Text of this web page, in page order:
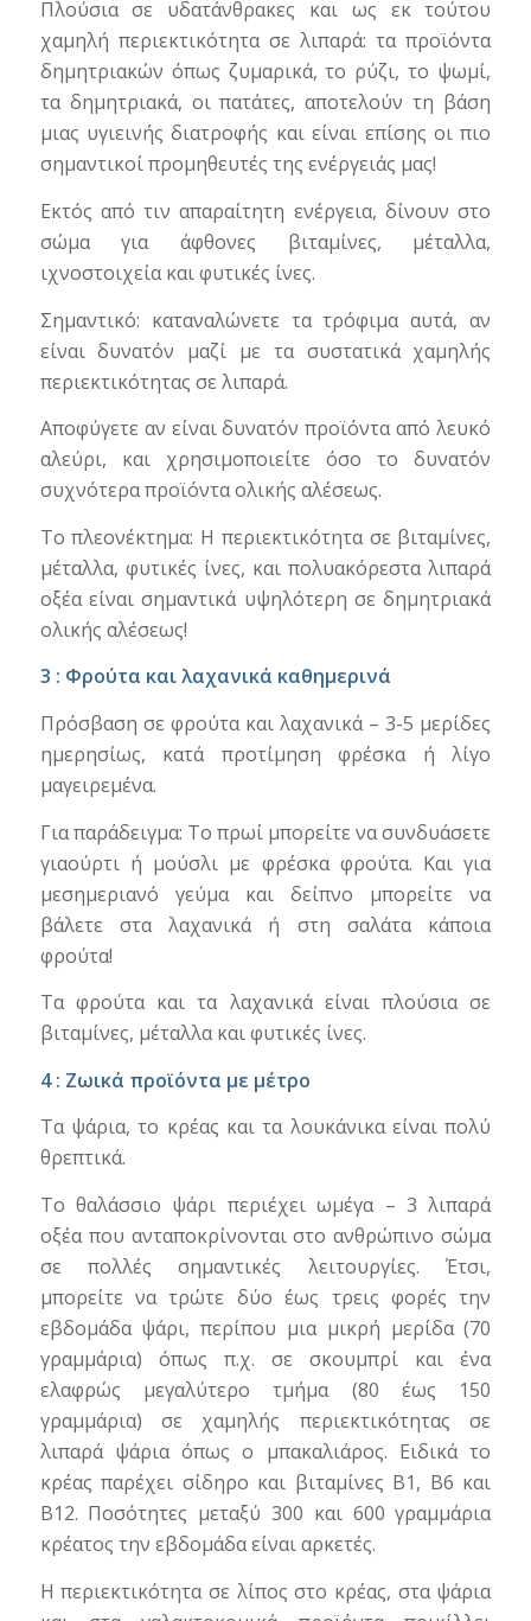
Πλούσια σε υδατάνθρακες και ως εκ τούτου
χαμηλή περιεκτικότητα σε λιπαρά: τα προϊόντα
δημητριακών όπως ζυμαρικά, το ρύζι, το ψωμί,
τα δημητριακά, οι πατάτες, αποτελούν τη βάση
μιας υγιεινής διατροφής και είναι επίσης οι πιο
σημαντικοί προμηθευτές της ενέργειάς μας!
Εκτός από τιν απαραίτητη ενέργεια, δίνουν στο
σώμα για άφθονες βιταμίνες, μέταλλα,
ιχνοστοιχεία και φυτικές ίνες.
Σημαντικό: καταναλώνετε τα τρόφιμα αυτά, αν
είναι δυνατόν μαζί με τα συστατικά χαμηλής
περιεκτικότητας σε λιπαρά.
Αποφύγετε αν είναι δυνατόν προϊόντα από λευκό
αλεύρι, και χρησιμοποιείτε όσο το δυνατόν
συχνότερα προϊόντα ολικής αλέσεως.
Το πλεονέκτημα: Η περιεκτικότητα σε βιταμίνες,
μέταλλα, φυτικές ίνες, και πολυακόρεστα λιπαρά
οξέα είναι σημαντικά υψηλότερη σε δημητριακά
ολικής αλέσεως!
3 : Φρούτα και λαχανικά καθημερινά
Πρόσβαση σε φρούτα και λαχανικά – 3-5 μερίδες
ημερησίως, κατά προτίμηση φρέσκα ή λίγο
μαγειρεμένα.
Για παράδειγμα: Το πρωί μπορείτε να συνδυάσετε
γιαούρτι ή μούσλι με φρέσκα φρούτα. Και για
μεσημεριανό γεύμα και δείπνο μπορείτε να
βάλετε στα λαχανικά ή στη σαλάτα κάποια
φρούτα!
Τα φρούτα και τα λαχανικά είναι πλούσια σε
βιταμίνες, μέταλλα και φυτικές ίνες.
4 : Ζωικά προϊόντα με μέτρο
Τα ψάρια, το κρέας και τα λουκάνικα είναι πολύ
θρεπτικά.
Το θαλάσσιο ψάρι περιέχει ωμέγα – 3 λιπαρά
οξέα που ανταποκρίνονται στο ανθρώπινο σώμα
σε πολλές σημαντικές λειτουργίες. Έτσι,
μπορείτε να τρώτε δύο έως τρεις φορές την
εβδομάδα ψάρι, περίπου μια μικρή μερίδα (70
γραμμάρια) όπως π.χ. σε σκουμπρί και ένα
ελαφρώς μεγαλύτερο τμήμα (80 έως 150
γραμμάρια) σε χαμηλής περιεκτικότητας σε
λιπαρά ψάρια όπως ο μπακαλιάρος. Ειδικά το
κρέας παρέχει σίδηρο και βιταμίνες Β1, Β6 και
Β12. Ποσότητες μεταξύ 300 και 600 γραμμάρια
κρέατος την εβδομάδα είναι αρκετές.
Η περιεκτικότητα σε λίπος στο κρέας, στα ψάρια